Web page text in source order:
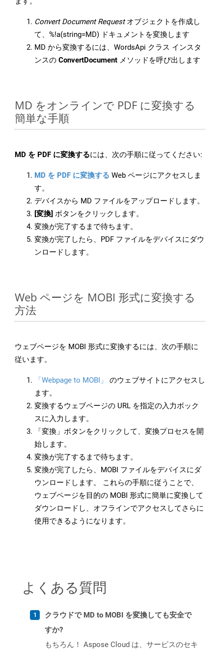
Convert Document Requestオブジェクトを作成し
て、%!a(string=MD) ドキュメントを変換します
MD から変換するには、WordsApi クラス インスタ
ンスの ConvertDocument メソッドを呼び出します
MD をオンラインで PDF に変換する
簡単な手順
MD を PDF に変換するには、次の手順に従ってください:
MD を PDF に変換する Web ページにアクセスしま
す。
デバイスから MD ファイルをアップロードします。
[変換] ボタンをクリックします。
変換が完了するまで待ちます。
変換が完了したら、PDF ファイルをデバイスにダウ
ンロードします。
Web ページを MOBI 形式に変換する
方法
ウェブページを MOBI 形式に変換するには、次の手順に
従います。
「Webpage to MOBI」
のウェブサイトにアクセスし
ます。
変換するウェブページの URL を指定の入力ボック
スに入力します。
「変換」ボタンをクリックして、変換プロセスを開
始します。
変換が完了するまで待ちます。
変換が完了したら、MOBI ファイルをデバイスにダ
ウンロードします。 これらの手順に従うことで、
ウェブページを目的の MOBI 形式に簡単に変換して
ダウンロードし、オフラインでアクセスしてさらに
使用できるようになります。
よくある質問
クラウドで MD to MOBI を変換しても安全で
すか?
もちろん！ Aspose Cloud は、サービスのセキ